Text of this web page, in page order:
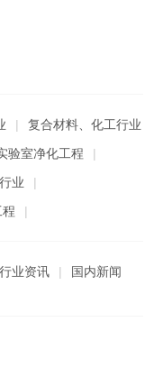
|
复合材料、化工行业
验室净化工程
|
业
|
|
行业资讯 |
国内新闻